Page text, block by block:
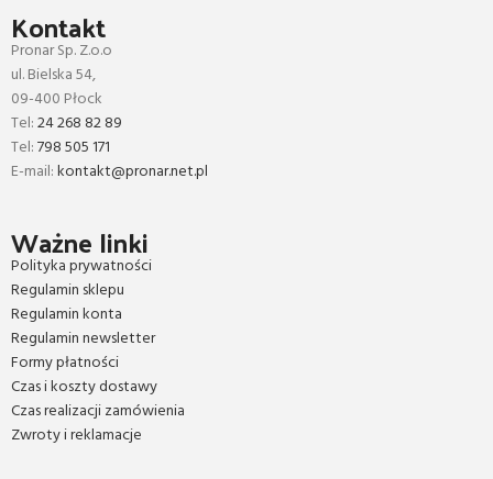
Kontakt
Pronar Sp. Z.o.o
ul. Bielska 54,
09-400 Płock
Tel:24 268 82 89
Tel:798 505 171
E-mail:kontakt@pronar.net.pl
Ważne linki
Polityka prywatności
Regulamin sklepu
Regulamin konta
Regulamin newsletter
Formy płatności
Czas i koszty dostawy
Czas realizacji zamówienia
Zwroty i reklamacje